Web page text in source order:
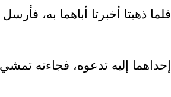
فلما ذهبتا أخبرتا أباهما به، فأرسل
إحداهما إليه تدعوه، فجاءته